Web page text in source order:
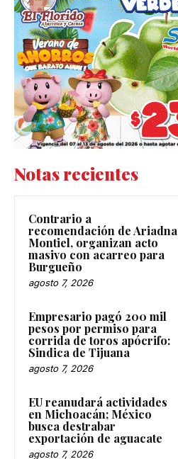
Notas recientes
Contrario a
recomendación de Ariadna
Montiel, organizan acto
masivo con acarreo para
Burgueño
agosto 7, 2026
Empresario pagó 200 mil
pesos por permiso para
corrida de toros apócrifo:
Sindica de Tijuana
agosto 7, 2026
EU reanudará actividades
en Michoacán; México
busca destrabar
exportación de aguacate
agosto 7, 2026